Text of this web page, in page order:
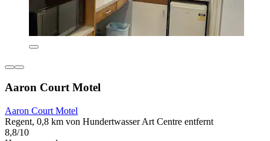
Aaron Court Motel
Aaron Court Motel
Regent, 0,8 km von Hundertwasser Art Centre entfernt
8,8/10